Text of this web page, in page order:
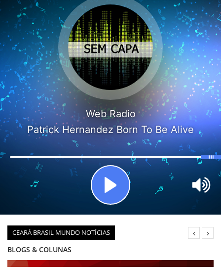
CEARÁ BRASIL MUNDO NOTÍCIAS
BLOGS & COLUNAS
DIÁRIO DO NORDESTE - ÚLTIMA HORA